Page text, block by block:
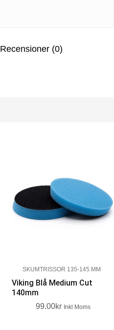
Recensioner (0)
SKUMTRISSOR 135-145 MM
Viking Blå Medium Cut
140mm
99.00Kr Inkl Moms